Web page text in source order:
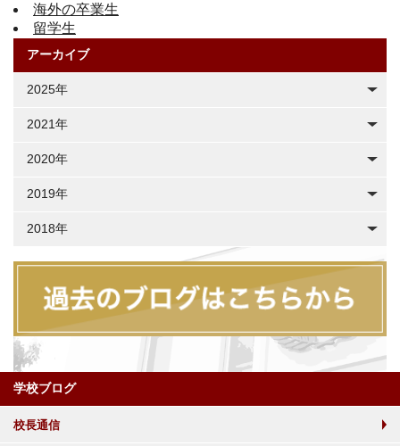
海外の卒業生
留学生
アーカイブ
2025年
2021年
2020年
2019年
2018年
学校ブログ
校長通信